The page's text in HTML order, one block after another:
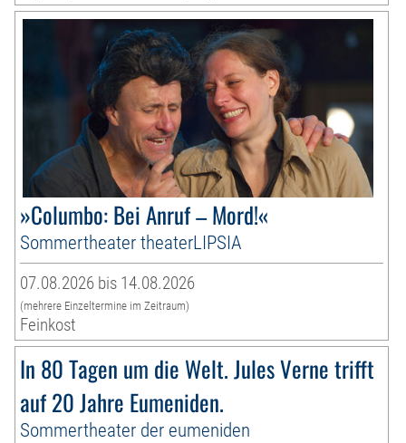
»Columbo: Bei Anruf – Mord!«
Sommertheater theaterLIPSIA
07.08.2026 bis 14.08.2026
(mehrere Einzeltermine im Zeitraum)
Feinkost
In 80 Tagen um die Welt. Jules Verne trifft
auf 20 Jahre Eumeniden.
Sommertheater der eumeniden